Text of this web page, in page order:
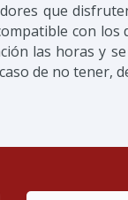
que
con
las horas y
de no